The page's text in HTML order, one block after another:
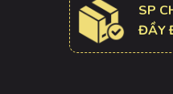
SP
ĐẦY